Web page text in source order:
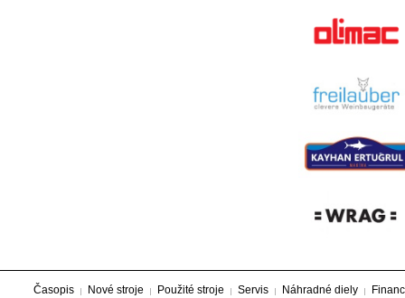
Časopis Nové stroje Použité stroje Servis Náhradné diely